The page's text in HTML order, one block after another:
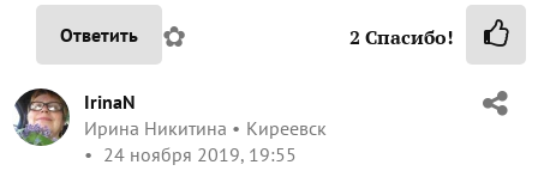
Ответить ✿ 2 Спасибо!
IrinaN
Ирина Никитина
Киреевск
24 ноября 2019, 19:55